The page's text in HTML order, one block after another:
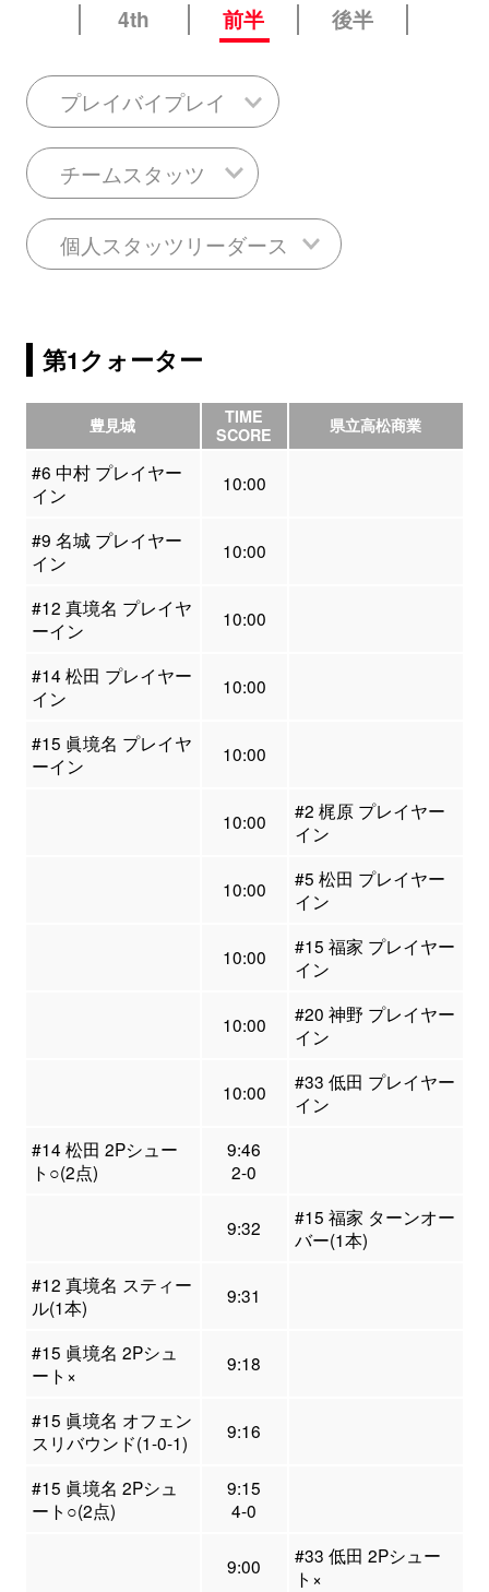
4th
前半 後半
プレイバイプレイ
チームスタッツ
個人スタッツリーダース
第1クォーター
豊見城
TIME
SCORE
県立高松商業
#6 中村 プレイヤー
イン
10:00
#9 名城 プレイヤー
イン
10:00
#12 真境名 プレイヤ
ーイン
10:00
#14 松田 プレイヤー
イン
10:00
#15 眞境名 プレイヤ
ーイン
10:00
10:00
#2 梶原 プレイヤー
イン
10:00
#5 松田 プレイヤー
イン
10:00
#15 福家 プレイヤー
イン
10:00
#20 神野 プレイヤー
イン
10:00
#33 低田 プレイヤー
イン
#14 松田 2Pシュー
ト○(2点)
9:46
2-0
9:32
#15 福家 ターンオー
バー(1本)
#12 真境名 スティー
ル(1本)
9:31
#15 眞境名 2Pシュ
ート×
9:18
#15 眞境名 オフェン
スリバウンド(1-0-1)
9:16
#15 眞境名 2Pシュ
ート○(2点)
9:15
4-0
9:00
#33 低田 2Pシュー
ト×